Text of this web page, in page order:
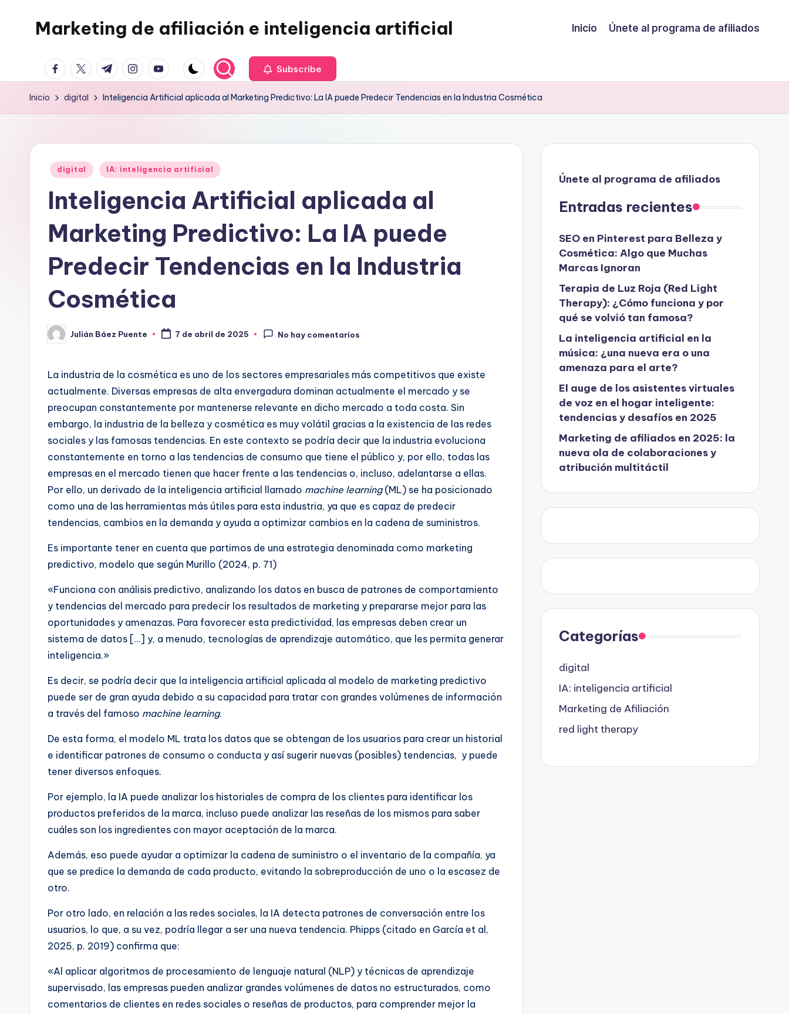
contenido
Marketing de afiliación e inteligencia artificial Inicio Únete al programa de afiliados
facebook.com
twitter.com
t.me instagram.com
youtube.com Subscribe
Inicio digital Inteligencia Artificial aplicada al Marketing Predictivo: La IA puede Predecir Tendencias en la Industria Cosmética
Publicado
digital IA: inteligencia artificial
Inteligencia Artificial aplicada al
Marketing Predictivo: La IA puede
Predecir Tendencias en la Industria
Cosmética
Publicado
por
Julián Báez Puente 7 de abril de 2025 No hay comentarios
La industria de la cosmética es uno de los sectores empresariales más competitivos que existe
actualmente. Diversas empresas de alta envergadura dominan actualmente el mercado y se
preocupan constantemente por mantenerse relevante en dicho mercado a toda costa. Sin
embargo, la industria de la belleza y cosmética es muy volátil gracias a la existencia de las redes
sociales y las famosas tendencias. En este contexto se podría decir que la industria evoluciona
constantemente en torno a las tendencias de consumo que tiene el público y, por ello, todas las
empresas en el mercado tienen que hacer frente a las tendencias o, incluso, adelantarse a ellas.
Por ello, un derivado de la inteligencia artificial llamado machine learning(ML) se ha posicionado
como una de las herramientas más útiles para esta industria, ya que es capaz de predecir
tendencias, cambios en la demanda y ayuda a optimizar cambios en la cadena de suministros.
Es importante tener en cuenta que partimos de una estrategia denominada como marketing
predictivo, modelo que según Murillo (2024, p. 71)
«Funciona con análisis predictivo, analizando los datos en busca de patrones de comportamiento
y tendencias del mercado para predecir los resultados de marketing y prepararse mejor para las
oportunidades y amenazas. Para favorecer esta predictividad, las empresas deben crear un
sistema de datos […] y, a menudo, tecnologías de aprendizaje automático, que les permita generar
inteligencia.»
Es decir, se podría decir que la inteligencia artificial aplicada al modelo de marketing predictivo
puede ser de gran ayuda debido a su capacidad para tratar con grandes volúmenes de información
a través del famoso machine learning.
De esta forma, el modelo ML trata los datos que se obtengan de los usuarios para crear un historial
e identificar patrones de consumo o conducta y así sugerir nuevas (posibles) tendencias, y puede
tener diversos enfoques.
Por ejemplo, la IA puede analizar los historiales de compra de los clientes para identificar los
productos preferidos de la marca, incluso puede analizar las reseñas de los mismos para saber
cuáles son los ingredientes con mayor aceptación de la marca.
Además, eso puede ayudar a optimizar la cadena de suministro o el inventario de la compañía, ya
que se predice la demanda de cada producto, evitando la sobreproducción de uno o la escasez de
otro.
Por otro lado, en relación a las redes sociales, la IA detecta patrones de conversación entre los
usuarios, lo que, a su vez, podría llegar a ser una nueva tendencia. Phipps (citado en García et al,
2025, p. 2019) confirma que:
«Al aplicar algoritmos de procesamiento de lenguaje natural (NLP) y técnicas de aprendizaje
supervisado, las empresas pueden analizar grandes volúmenes de datos no estructurados, como
comentarios de clientes en redes sociales o reseñas de productos, para comprender mejor la
Únete al programa de afiliados
Entradas recientes
SEO en Pinterest para Belleza y
Cosmética: Algo que Muchas
Marcas Ignoran
Terapia de Luz Roja (Red Light
Therapy): ¿Cómo funciona y por
qué se volvió tan famosa?
La inteligencia artificial en la
música: ¿una nueva era o una
amenaza para el arte?
El auge de los asistentes virtuales
de voz en el hogar inteligente:
tendencias y desafíos en 2025
Marketing de afiliados en 2025: la
nueva ola de colaboraciones y
atribución multitáctil
Categorías
digital
IA: inteligencia artificial
Marketing de Afiliación
red light therapy